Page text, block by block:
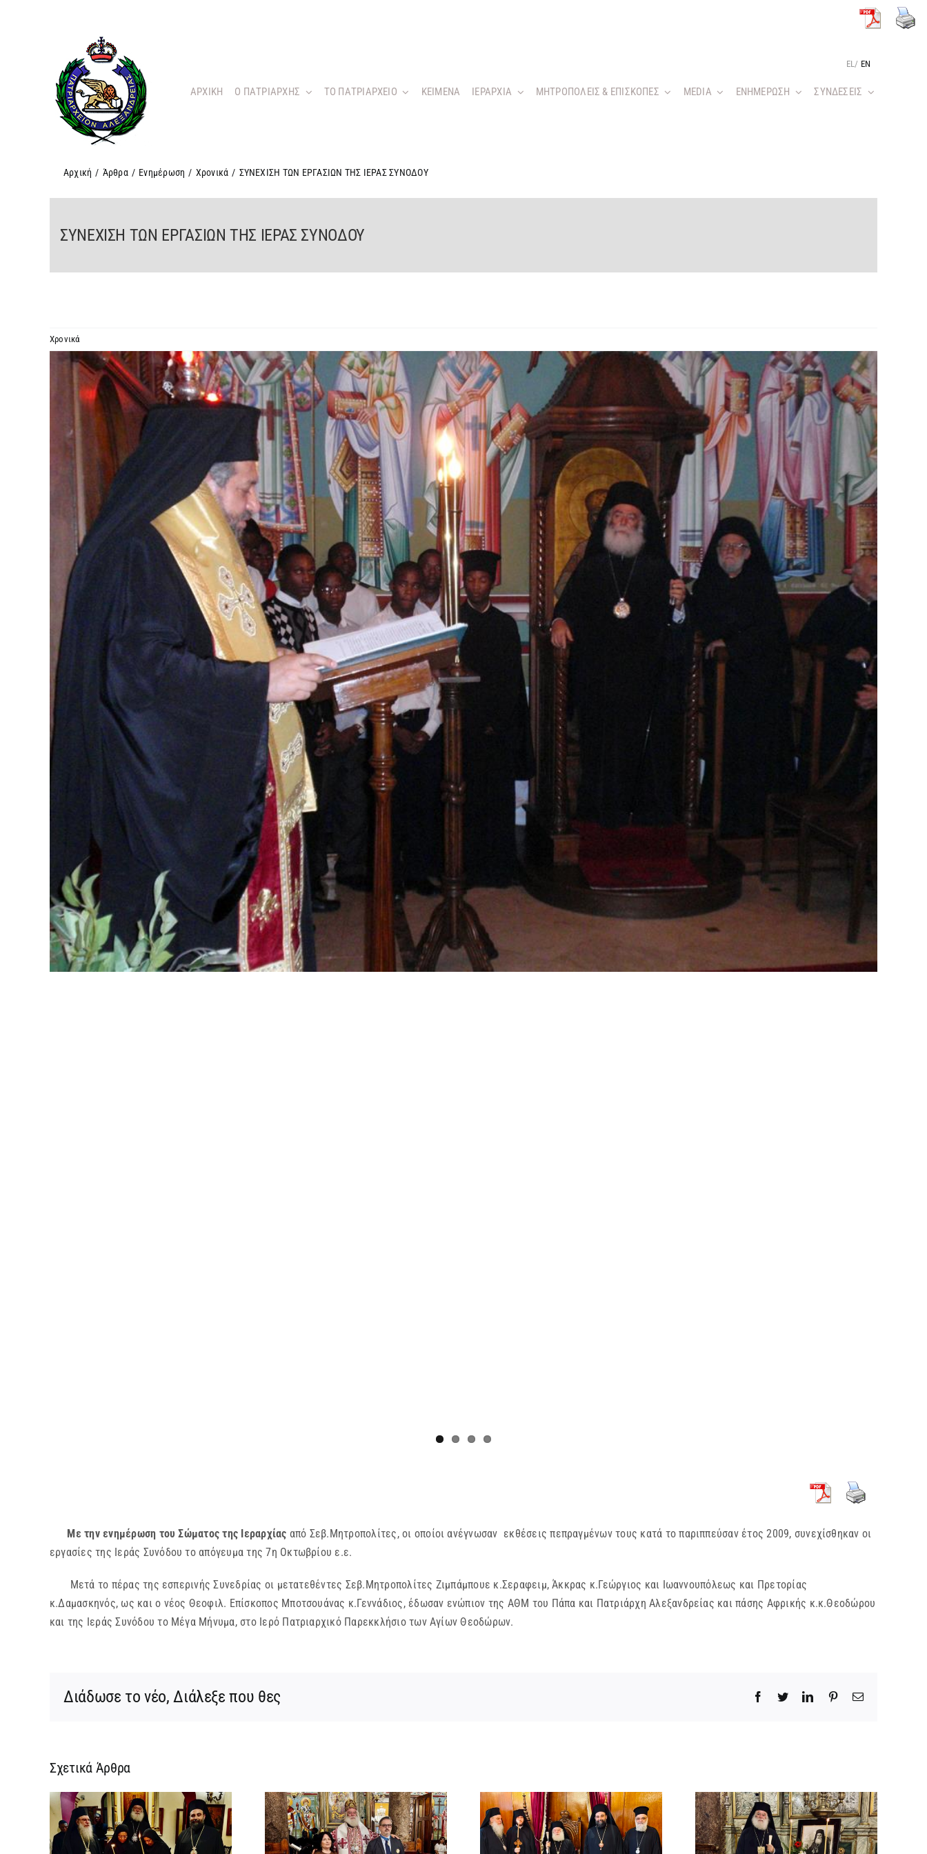
EL / EN
ΑΡΧΙΚΗ O ΠΑΤΡΙΑΡΧΗΣ ΤΟ ΠΑΤΡΙΑΡΧΕΙΟ KEIMENA ΙΕΡΑΡΧΙΑ ΜΗΤΡΟΠΟΛΕΙΣ & ΕΠΙΣΚΟΠΕΣ MEDIA ΕΝΗΜΕΡΩΣΗ ΣΥΝΔΕΣΕΙΣ
Αρχική / Άρθρα / Ενημέρωση / Χρονικά / ΣΥΝΕΧΙΣΗ ΤΩΝ ΕΡΓΑΣΙΩΝ ΤΗΣ ΙΕΡΑΣ ΣΥΝΟΔΟΥ
ΣΥΝΕΧΙΣΗ ΤΩΝ ΕΡΓΑΣΙΩΝ ΤΗΣ ΙΕΡΑΣ ΣΥΝΟΔΟΥ
Χρονικά
Προβολή
μεγαλύτερης
εικόνας
Με την ενημέρωση του Σώματος της Ιεραρχίας από Σεβ.Μητροπολίτες, οι οποίοι ανέγνωσαν εκθέσεις πεπραγμένων τους κατά το παριππεύσαν έτος 2009, συνεχίσθηκαν οι
εργασίες της Ιεράς Συνόδου το απόγευμα της 7η Οκτωβρίου ε.ε.
Μετά το πέρας της εσπερινής Συνεδρίας οι μετατεθέντες Σεβ.Μητροπολίτες Ζιμπάμπουε κ.Σεραφειμ, Άκκρας κ.Γεώργιος και Ιωαννουπόλεως και Πρετορίας
κ.Δαμασκηνός, ως και ο νέος Θεοφιλ. Επίσκοπος Μποτσουάνας κ.Γεννάδιος, έδωσαν ενώπιον της ΑΘΜ του Πάπα και Πατριάρχη Αλεξανδρείας και πάσης Αφρικής κ.κ.Θεοδώρου
και της Ιεράς Συνόδου το Μέγα Μήνυμα, στο Ιερό Πατριαρχικό Παρεκκλήσιο των Αγίων Θεοδώρων.
Διάδωσε το νέο, Διάλεξε που θες Facebook
TwitterLinkedInPinterestEmail
Σχετικά Άρθρα
Νέος Αρχιμανδρίτης
ΙΕΡΟ ΜΝΗΜΟΣΥΝΟ
ΤΟΥ ΑΟΙΔΙΜΟΥ